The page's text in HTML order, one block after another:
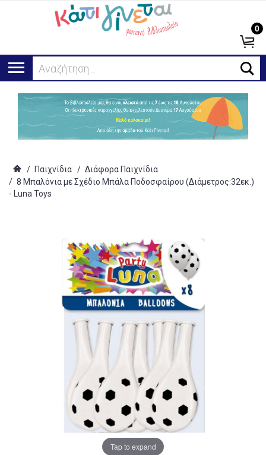
Αναζήτηση...
0
/ Παιχνίδια / Διάφορα Παιχνίδια
/ 8 Μπαλόνια με Σχέδιο Μπάλα Ποδοσφαίρου (Διάμετρος:32εκ.)
- Luna Toys
Tap to expand